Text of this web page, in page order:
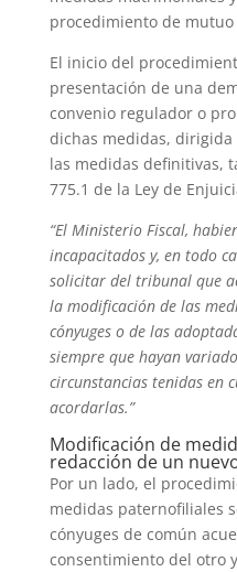
procedimiento de
El inicio del
presentación de una
convenio regulador o
dichas medidas, dirigida
las medidas definitivas,
775.1 de la Ley de
“El Ministerio Fiscal,
incapacitados y, en todo
solicitar del tribunal que
la modificación de las
cónyuges o de las
siempre que hayan
circunstancias tenidas en
acordarlas.”
Modificación de
redacción de un
Por un lado, el
medidas paternofiliales
cónyuges de común
consentimiento del otro